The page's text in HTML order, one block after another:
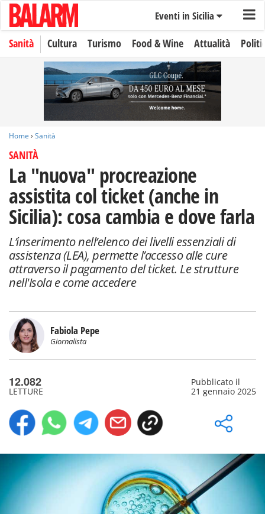
Eventi in Sicilia
Sanità Cultura Turismo Food & Wine Attualità
Home › Sanità
SANITÀ
La "nuova" procreazione
assistita col ticket (anche in
Sicilia): cosa cambia e dove farla
L’inserimento nell’elenco dei livelli essenziali di
assistenza (LEA), permette l’accesso alle cure
attraverso il pagamento del ticket. Le strutture
nell'Isola e come accedere
Fabiola Pepe
Giornalista
12.082
LETTURE
Pubblicato il
21 gennaio 2025